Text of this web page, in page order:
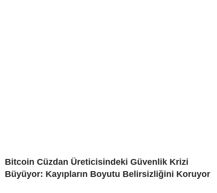
Bitcoin Cüzdan Üreticisindeki Güvenlik Krizi
Büyüyor: Kayıpların Boyutu Belirsizliğini Koruyor